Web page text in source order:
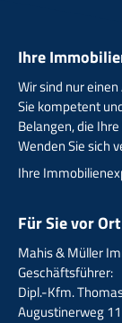
Ihre
Wir sind nur
Sie kompetent
Belangen, die
Wenden Sie sich
Ihre
Für Sie vor Ort
Mahis & Müller
Geschäftsführer:
Dipl.-Kfm.
Augustinerweg 11